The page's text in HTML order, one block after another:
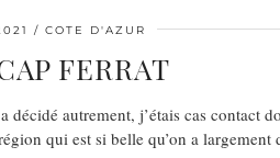
COTE D'AZUR
FERRAT
autrement, j’étais cas contact
qui est si belle qu’on a